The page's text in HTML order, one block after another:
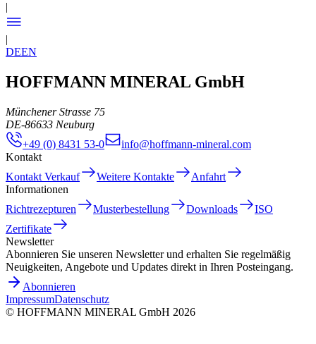
|
|
DEEN
HOFFMANN MINERAL GmbH
Münchener Strasse 75
DE-86633 Neuburg
+49 (0) 8431 53-0
info@hoffmann-mineral.com
Kontakt
Kontakt Verkauf
Weitere Kontakte
Anfahrt
Informationen
Richtrezepturen
Musterbestellung Downloads
ISO
Zertifikate
Newsletter
Abonnieren Sie unseren Newsletter und erhalten Sie regelmäßig
Neuigkeiten, Angebote und Updates direkt in Ihren Posteingang.
Abonnieren
ImpressumDatenschutz
© HOFFMANN MINERAL GmbH 2026